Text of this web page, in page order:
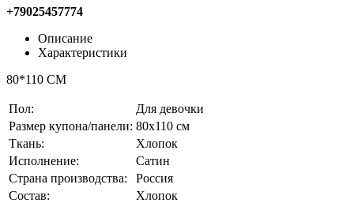
+79025457774
Описание
Характеристики
80*110 СМ
Пол:
Для девочки
Размер купона/панели: 80х110 см
Ткань:
Хлопок
Исполнение:
Сатин
Страна производства:
Россия
Состав:
Хлопок